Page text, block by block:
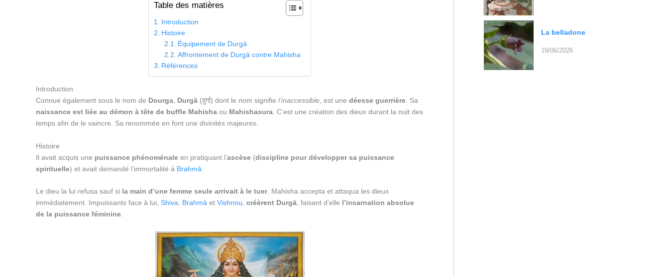
Table des matières
Introduction
Histoire
Équipement de Durgā
Affrontement de Durgā contre Mahisha
Références
Introduction
Connue également sous le nom de Dourga, Durgā (दुर्गा) dont le nom signifie l’inaccessible, est une déesse guerrière. Sa
naissance est liée au démon à tête de buffle Mahisha ou Mahishasura. C’est une création des dieux durant la nuit des
temps afin de le vaincre. Sa renommée en font une divinités majeures.
Histoire
Il avait acquis une puissance phénoménale en pratiquant l’ascèse (discipline pour développer sa puissance
spirituelle) et avait demandé l’immortalité à Brahmâ
Le dieu la lui refusa sauf si la main d’une femme seule arrivait à le tuer. Mahisha accepta et attaqua les dieux
immédiatement. Impuissants face à lui, Shiva Brahmā et Vishnou créèrent Durgā , faisant d’elle l’incarnation absolue
de la puissance féminine
La belladone
19/06/2026